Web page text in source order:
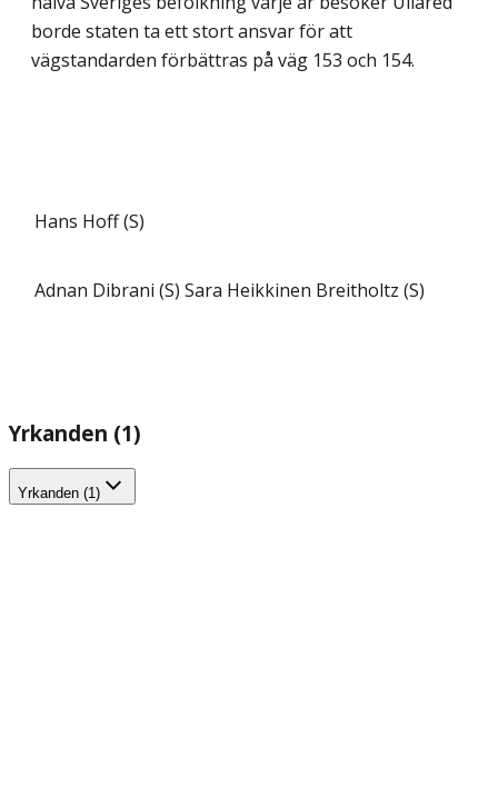
borde staten ta ett stort ansvar för att
vägstandarden för­bättras på väg 153 och 154.
Hans Hoff (S)
Adnan Dibrani (S) Sara Heikkinen Breitholtz (S)
Yrkanden (1)
Yrkanden (1)